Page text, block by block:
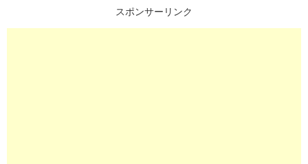
スポンサーリンク